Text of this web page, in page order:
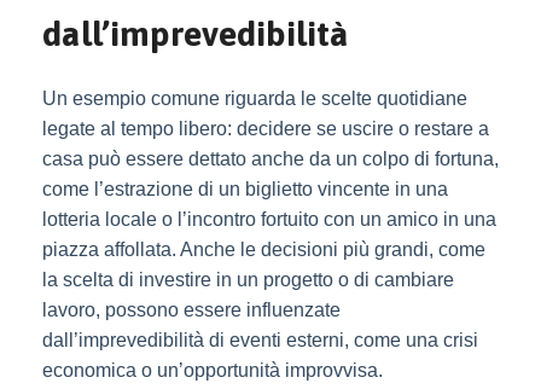
dall’imprevedibilità
Un esempio comune riguarda le scelte quotidiane
legate al tempo libero: decidere se uscire o restare a
casa può essere dettato anche da un colpo di fortuna,
come l’estrazione di un biglietto vincente in una
lotteria locale o l’incontro fortuito con un amico in una
piazza affollata. Anche le decisioni più grandi, come
la scelta di investire in un progetto o di cambiare
lavoro, possono essere influenzate
dall’imprevedibilità di eventi esterni, come una crisi
economica o un’opportunità improvvisa.